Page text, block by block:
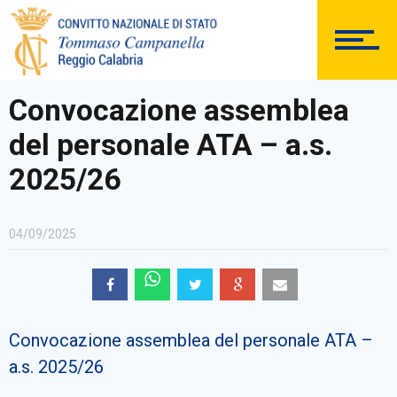
DOCUMENTAZIONE
PERSONALE
BACHECA SINDACALE
Convocazione assemblea
del personale ATA – a.s.
2025/26
04/09/2025
Convocazione assemblea del personale ATA –
a.s. 2025/26